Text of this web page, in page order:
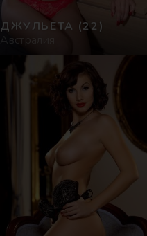
ДЖУЛЬЕТА (22)
Австралия